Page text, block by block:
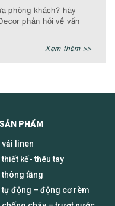
phòng khách? hãy
phản hồi về vấn
Xem thêm >>
PHẨM
vải linen
thiết kế- thêu tay
thông tầng
tự động – động cơ rèm